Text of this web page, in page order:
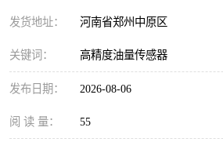
发货地址： 河南省郑州中原区
关键词： 高精度油量传感器
发布日期： 2026-08-06
阅 读 量： 55